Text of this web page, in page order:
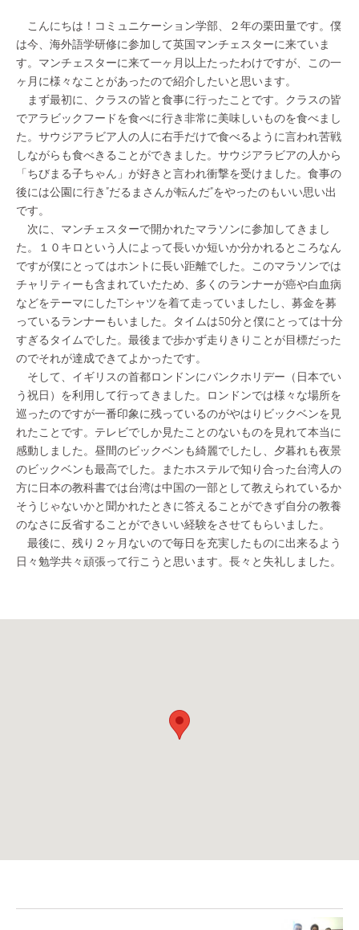
こんにちは！コミュニケーション学部、２年の栗田量です。僕
は今、海外語学研修に参加して英国マンチェスターに来ていま
す。マンチェスターに来て一ヶ月以上たったわけですが、この一
ヶ月に様々なことがあったので紹介したいと思います。
まず最初に、クラスの皆と食事に行ったことです。クラスの皆
でアラビックフードを食べに行き非常に美味しいものを食べまし
た。サウジアラビア人の人に右手だけで食べるように言われ苦戦
しながらも食べきることができました。サウジアラビアの人から
「ちびまる子ちゃん」が好きと言われ衝撃を受けました。食事の
後には公園に行き”だるまさんが転んだ”をやったのもいい思い出
です。
次に、マンチェスターで開かれたマラソンに参加してきまし
た。１０キロという人によって長いか短いか分かれるところなん
ですが僕にとってはホントに長い距離でした。このマラソンでは
チャリティーも含まれていたため、多くのランナーが癌や白血病
などをテーマにしたTシャツを着て走っていましたし、募金を募
っているランナーもいました。タイムは50分と僕にとっては十分
すぎるタイムでした。最後まで歩かず走りきりことが目標だった
のでそれが達成できてよかったです。
そして、イギリスの首都ロンドンにバンクホリデー（日本でい
う祝日）を利用して行ってきました。ロンドンでは様々な場所を
巡ったのですが一番印象に残っているのがやはりビックベンを見
れたことです。テレビでしか見たことのないものを見れて本当に
感動しました。昼間のビックベンも綺麗でしたし、夕暮れも夜景
のビックベンも最高でした。またホステルで知り合った台湾人の
方に日本の教科書では台湾は中国の一部として教えられているか
そうじゃないかと聞かれたときに答えることができず自分の教養
のなさに反省することができいい経験をさせてもらいました。
最後に、残り２ヶ月ないので毎日を充実したものに出来るよう
日々勉学共々頑張って行こうと思います。長々と失礼しました。